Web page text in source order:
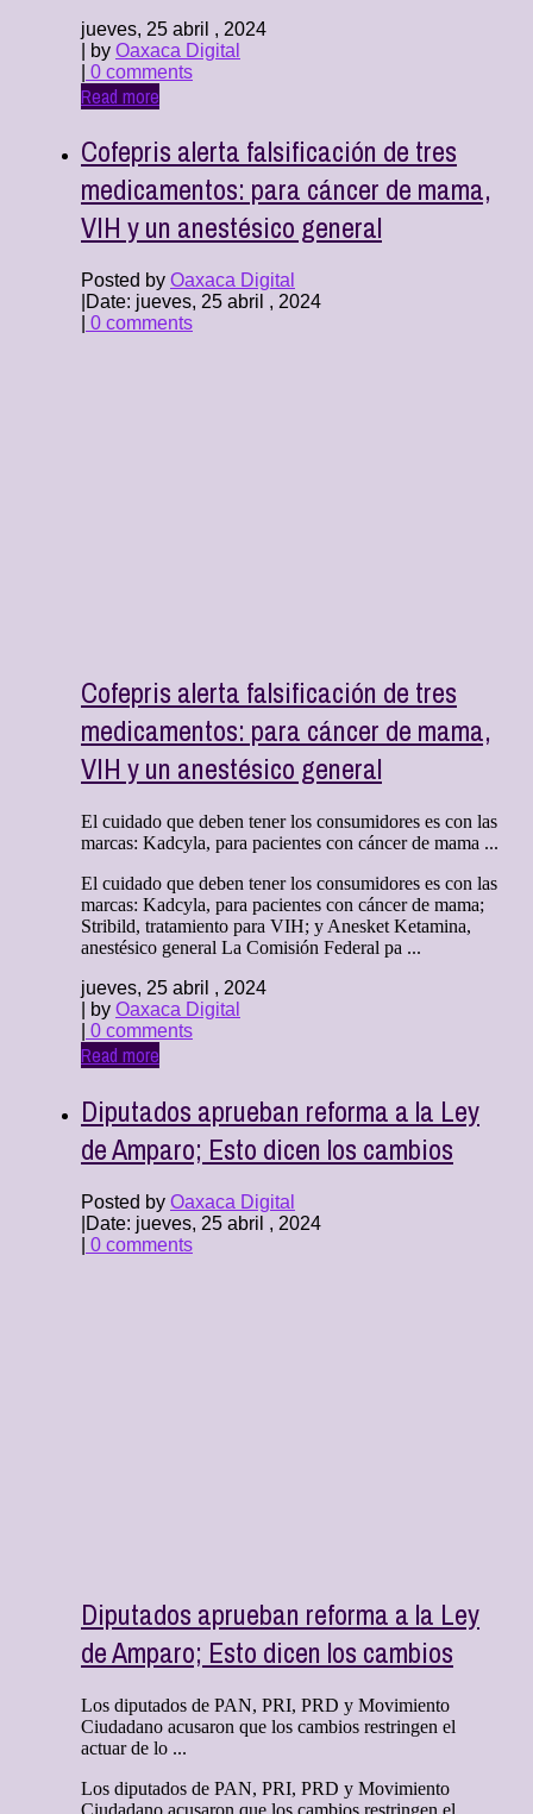
jueves, 25 abril , 2024
| by Oaxaca Digital
0 comments
Read more
Cofepris alerta falsificación de tres
medicamentos: para cáncer de mama,
VIH y un anestésico general
Posted by Oaxaca Digital
Date: jueves, 25 abril , 2024
0 comments
Cofepris alerta falsificación de tres
medicamentos: para cáncer de mama,
VIH y un anestésico general
El cuidado que deben tener los consumidores es con las
marcas: Kadcyla, para pacientes con cáncer de mama ...
El cuidado que deben tener los consumidores es con las
marcas: Kadcyla, para pacientes con cáncer de mama;
Stribild, tratamiento para VIH; y Anesket Ketamina,
anestésico general La Comisión Federal pa ...
jueves, 25 abril , 2024
| by Oaxaca Digital
0 comments
Read more
Diputados aprueban reforma a la Ley
de Amparo; Esto dicen los cambios
Posted by Oaxaca Digital
Date: jueves, 25 abril , 2024
0 comments
Diputados aprueban reforma a la Ley
de Amparo; Esto dicen los cambios
Los diputados de PAN, PRI, PRD y Movimiento
Ciudadano acusaron que los cambios restringen el
actuar de lo ...
Los diputados de PAN, PRI, PRD y Movimiento
Ciudadano acusaron que los cambios restringen el